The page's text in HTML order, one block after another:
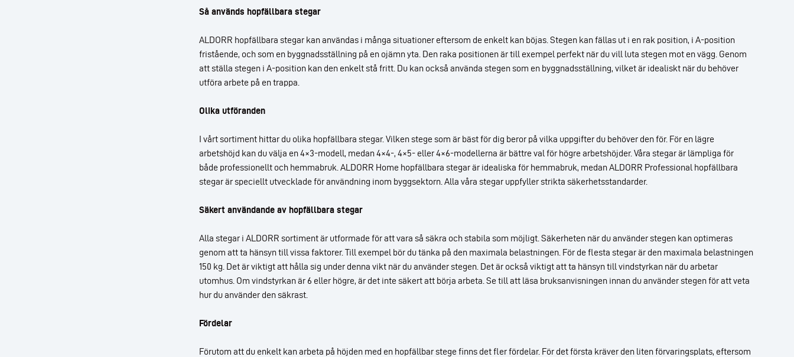
Så används hopfällbara stegar
ALDORR hopfällbara stegar kan användas i många situationer eftersom de enkelt kan böjas. Stegen kan fällas ut i en rak position, i A-position
fristående, och som en byggnadsställning på en ojämn yta. Den raka positionen är till exempel perfekt när du vill luta stegen mot en vägg. Genom
att ställa stegen i A-position kan den enkelt stå fritt. Du kan också använda stegen som en byggnadsställning, vilket är idealiskt när du behöver
utföra arbete på en trappa.
Olika utföranden
I vårt sortiment hittar du olika hopfällbara stegar. Vilken stege som är bäst för dig beror på vilka uppgifter du behöver den för. För en lägre
arbetshöjd kan du välja en 4×3-modell, medan 4×4-, 4×5- eller 4×6-modellerna är bättre val för högre arbetshöjder. Våra stegar är lämpliga för
både professionellt och hemmabruk. ALDORR Home hopfällbara stegar är idealiska för hemmabruk, medan ALDORR Professional hopfällbara
stegar är speciellt utvecklade för användning inom byggsektorn. Alla våra stegar uppfyller strikta säkerhetsstandarder.
Säkert användande av hopfällbara stegar
Alla stegar i ALDORR sortiment är utformade för att vara så säkra och stabila som möjligt. Säkerheten när du använder stegen kan optimeras
genom att ta hänsyn till vissa faktorer. Till exempel bör du tänka på den maximala belastningen. För de flesta stegar är den maximala belastningen
150 kg. Det är viktigt att hålla sig under denna vikt när du använder stegen. Det är också viktigt att ta hänsyn till vindstyrkan när du arbetar
utomhus. Om vindstyrkan är 6 eller högre, är det inte säkert att börja arbeta. Se till att läsa bruksanvisningen innan du använder stegen för att veta
hur du använder den säkrast.
Fördelar
Förutom att du enkelt kan arbeta på höjden med en hopfällbar stege finns det fler fördelar. För det första kräver den liten förvaringsplats, eftersom